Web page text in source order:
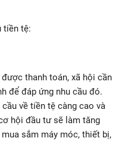
tiền tệ:
thanh toán, xã hội cần
để đáp ứng nhu cầu đó.
về tiền tệ càng cao và
hội đầu tư sẽ làm tăng
sắm máy móc, thiết bị,